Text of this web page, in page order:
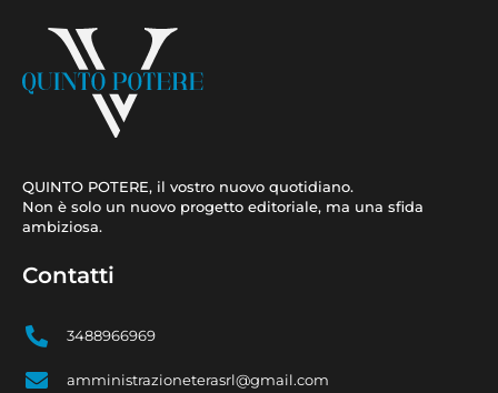
QUINTO POTERE, il vostro nuovo quotidiano.
Non è solo un nuovo progetto editoriale, ma una sfida
ambiziosa.
Contatti
3488966969
amministrazioneterasrl@gmail.com